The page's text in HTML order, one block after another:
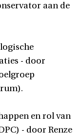
aan de
- door
en rol van
- door Renze